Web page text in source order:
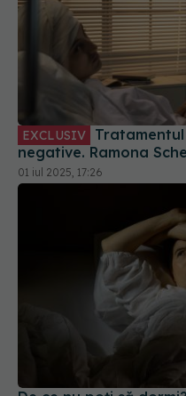
negative. Ramona
01 iul 2025, 17:26
De ce nu poți să
schimbările climatice: